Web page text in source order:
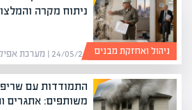
ניתוח מקרה
24/05/26 | מערכת אפיק ניהול ואחזקת מבנים
התמודדות עם
משותפים: אתגרים